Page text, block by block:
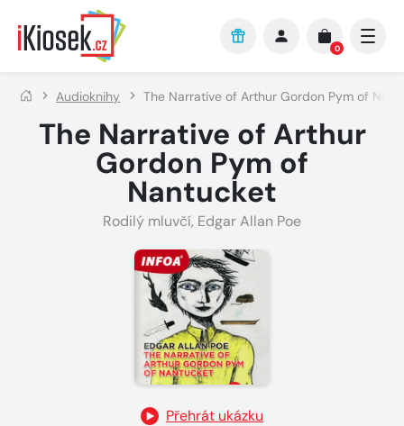
Přejít na hlavní obsah
0
Audioknihy The Narrative of Arthur Gordon Pym of
The Narrative of Arthur
Gordon Pym of
Nantucket
Rodilý mluvčí, Edgar Allan Poe
Přehrát ukázku